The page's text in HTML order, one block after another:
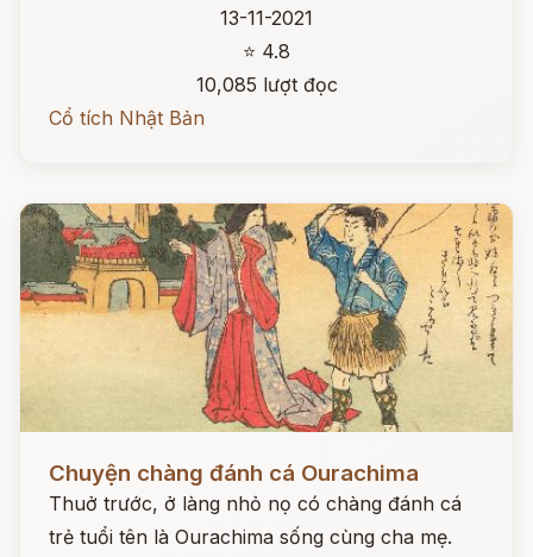
13-11-2021
⭐ 4.8
10,085 lượt đọc
Cổ tích Nhật Bản
Chuyện chàng đánh cá Ourachima
Thuở trước, ở làng nhỏ nọ có chàng đánh cá
trẻ tuổi tên là Ourachima sống cùng cha mẹ.